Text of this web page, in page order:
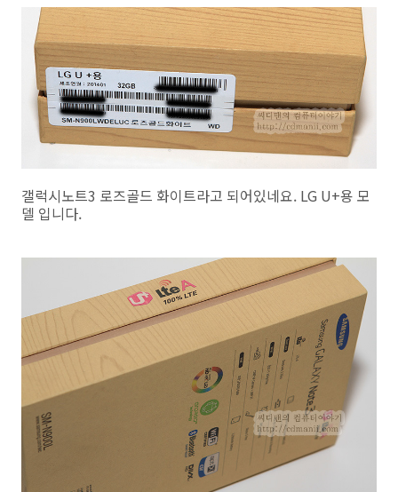
갤럭시노트3 로즈골드 화이트라고 되어있네요. LG U+용 모
델 입니다.